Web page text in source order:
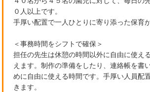
０人以上です。
手厚い配置で一人ひとりに寄り添った保育
＜事務時間をシフトで確保＞
担任の先生は休憩の時間以外に自由に使え
えます。制作の準備をしたり、連絡帳を書
めに自由に使える時間です。手厚い人員配
きます。